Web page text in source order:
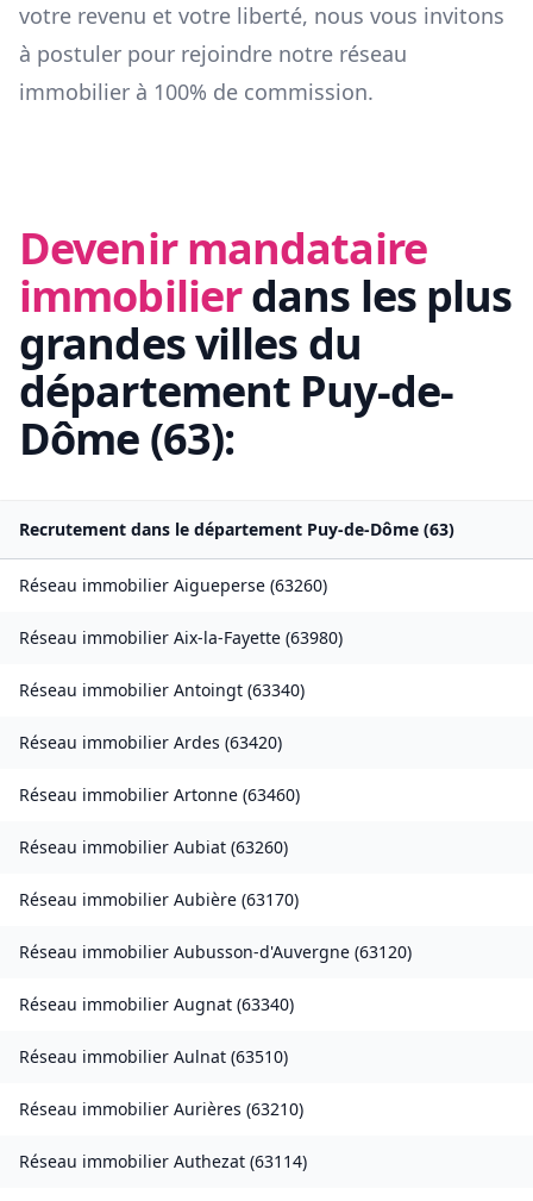
votre revenu et votre liberté, nous vous invitons
à postuler pour rejoindre notre réseau
immobilier à 100% de commission.
Devenir mandataire
immobilierdans les plus
grandes villes du
département Puy-de-
Dôme (63):
Recrutement dans le département Puy-de-Dôme (63)
Réseau immobilier Aigueperse (63260)
Réseau immobilier Aix-la-Fayette (63980)
Réseau immobilier Antoingt (63340)
Réseau immobilier Ardes (63420)
Réseau immobilier Artonne (63460)
Réseau immobilier Aubiat (63260)
Réseau immobilier Aubière (63170)
Réseau immobilier Aubusson-d'Auvergne (63120)
Réseau immobilier Augnat (63340)
Réseau immobilier Aulnat (63510)
Réseau immobilier Aurières (63210)
Réseau immobilier Authezat (63114)